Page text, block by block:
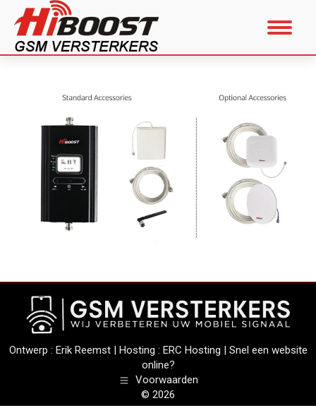
Ontwerp : Erik Reemst| Hosting : ERC Hosting | Snel een website
online?
Voorwaarden
© 2026